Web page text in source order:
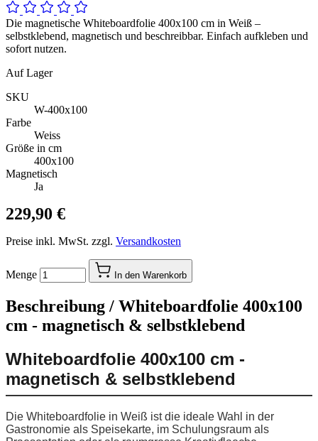
Die magnetische Whiteboardfolie 400x100 cm in Weiß –
selbstklebend, magnetisch und beschreibbar. Einfach aufkleben und
sofort nutzen.
Auf Lager
SKU
W-400x100
Farbe
Weiss
Größe in cm
400x100
Magnetisch
Ja
229,90 €
Preise inkl. MwSt. zzgl. Versandkosten
Menge In den Warenkorb
Beschreibung / Whiteboardfolie 400x100
cm - magnetisch & selbstklebend
Whiteboardfolie 400x100 cm -
magnetisch & selbstklebend
Die Whiteboardfolie in Weiß ist die ideale Wahl in der
Gastronomie als Speisekarte, im Schulungsraum als